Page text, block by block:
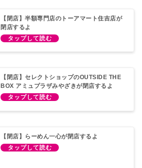
【閉店】半額専門店のトーアマート住吉店が
閉店するよ
【閉店】セレクトショップのOUTSIDE THE
BOX アミュプラザみやざきが閉店するよ
【閉店】らーめん一心が閉店するよ